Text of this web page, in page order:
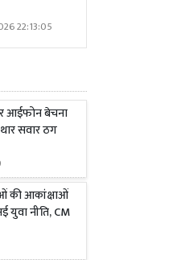
22:13:05
आईफोन बेचना
सवार ठग
की आकांक्षाओं
नीति, CM